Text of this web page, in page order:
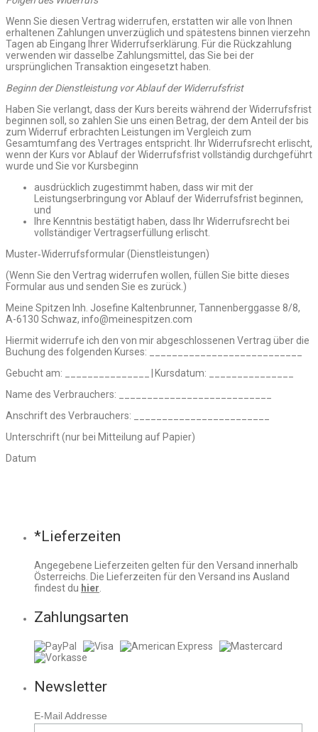
Wenn Sie diesen Vertrag widerrufen, erstatten wir alle von Ihnen
erhaltenen Zahlungen unverzüglich und spätestens binnen vierzehn
Tagen ab Eingang Ihrer Widerrufserklärung. Für die Rückzahlung
verwenden wir dasselbe Zahlungsmittel, das Sie bei der
ursprünglichen Transaktion eingesetzt haben.
Beginn der Dienstleistung vor Ablauf der Widerrufsfrist
Haben Sie verlangt, dass der Kurs bereits während der Widerrufsfrist
beginnen soll, so zahlen Sie uns einen Betrag, der dem Anteil der bis
zum Widerruf erbrachten Leistungen im Vergleich zum
Gesamtumfang des Vertrages entspricht. Ihr Widerrufsrecht erlischt,
wenn der Kurs vor Ablauf der Widerrufsfrist vollständig durchgeführt
wurde und Sie vor Kursbeginn
ausdrücklich zugestimmt haben, dass wir mit der
Leistungserbringung vor Ablauf der Widerrufsfrist beginnen,
und
Ihre Kenntnis bestätigt haben, dass Ihr Widerrufsrecht bei
vollständiger Vertragserfüllung erlischt.
Muster‑Widerrufsformular (Dienstleistungen)
(Wenn Sie den Vertrag widerrufen wollen, füllen Sie bitte dieses
Formular aus und senden Sie es zurück.)
Meine Spitzen Inh. Josefine Kaltenbrunner, Tannenberggasse 8/8,
A-6130 Schwaz, info@meinespitzen.com
Hiermit widerrufe ich den von mir abgeschlossenen Vertrag über die
Buchung des folgenden Kurses: ___________________________
Gebucht am: _______________ | Kursdatum: _______________
Name des Verbrauchers: ___________________________
Anschrift des Verbrauchers: ________________________
Unterschrift (nur bei Mitteilung auf Papier)
Datum
*Lieferzeiten
Angegebene Lieferzeiten gelten für den Versand innerhalb
Österreichs. Die Lieferzeiten für den Versand ins Ausland
findest du hier
Zahlungsarten
Newsletter
E-Mail Addresse